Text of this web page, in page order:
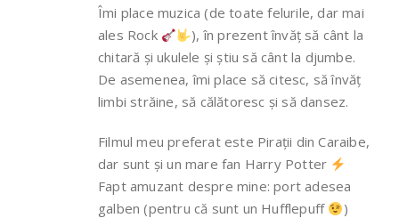
Îmi place muzica (de toate felurile, dar mai
ales Rock
), în prezent învăț să cânt la
chitară și ukulele și știu să cânt la djumbe.
De asemenea, îmi place să citesc, să învăț
limbi străine, să călătoresc și să dansez.
Filmul meu preferat este Pirații din Caraibe,
dar sunt și un mare fan Harry Potter
Fapt amuzant despre mine: port adesea
galben (pentru că sunt un Hufflepuff
)